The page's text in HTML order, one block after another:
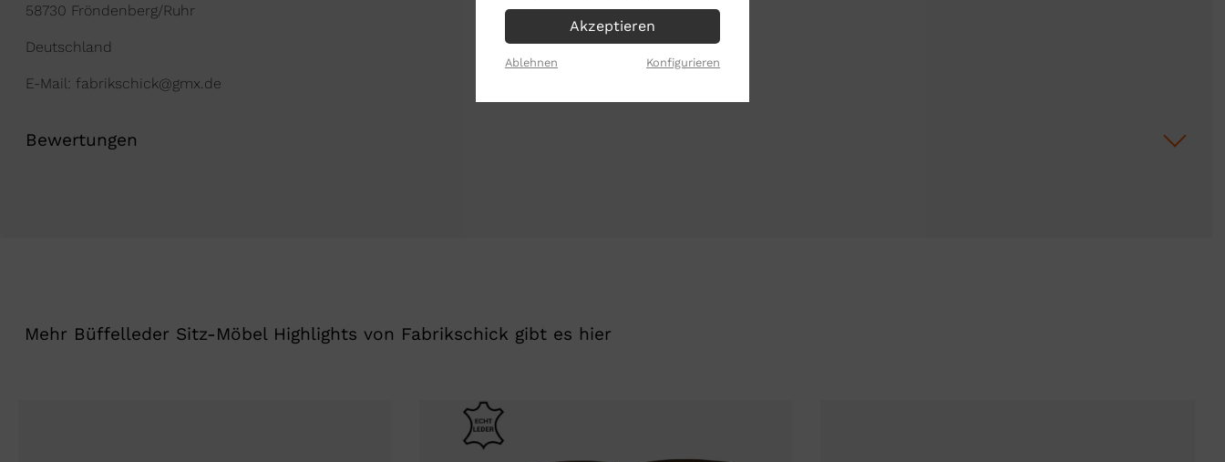
58730 Fröndenberg/Ruhr
Deutschland
E-Mail: fabrikschick@gmx.de
Bewertungen
Mehr Büffelleder Sitz-Möbel Highlights von Fabrikschick gibt es hier
Akzeptieren
Ablehnen Konfigurieren